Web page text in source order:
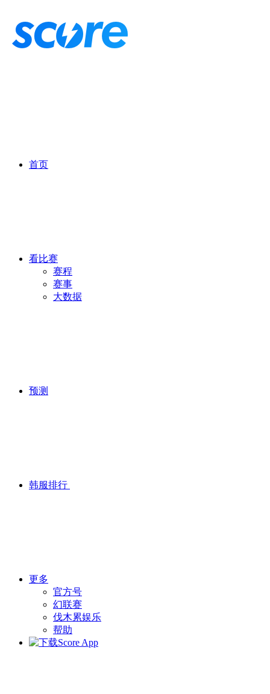
首页
看比赛
赛程
赛事
大数据
预测
韩服排行
更多
官方号
幻联赛
伐木累娱乐
帮助